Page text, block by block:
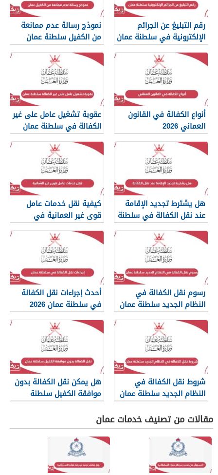
رقم التبليغ عن الجرائم
الإلكترونية في سلطنة عمان
2026
نموذج رسالة عدم ممانعة
من الكفيل سلطنة عمان
أنواع الكفالة في القانون
العماني 2026
عقوبة تشغيل عامل على غير
الكفالة في سلطنة عمان
هل يشترط تجديد الإقامة
عند نقل الكفالة في سلطنة
عمان؟
كيفية نقل خدمات عامل
قوى غير العمانية في
سلطنة عمان
رسوم نقل الكفالة في
النظام الجديد سلطنة عمان
2026
أحدث إجراءات نقل الكفالة
في سلطنة عمان 2026
شروط نقل الكفالة في
النظام الجديد سلطنة عمان
2026
هل يمكن نقل الكفالة بدون
موافقة الكفيل سلطنة
عمان؟
مقالات من تصنيف خدمات عمان